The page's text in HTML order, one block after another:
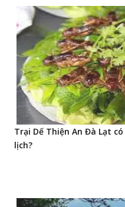
Trại Dế Thiện An Đà Lạt
lịch?